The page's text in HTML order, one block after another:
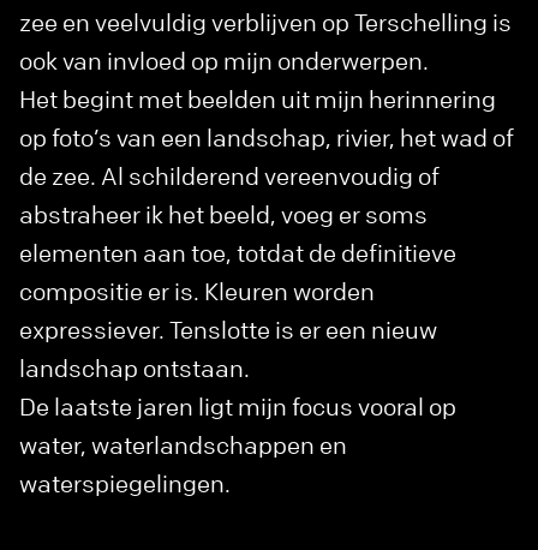
zee en veelvuldig verblijven op Terschelling is
ook van invloed op mijn onderwerpen.
Het begint met beelden uit mijn herinnering
op foto’s van een landschap, rivier, het wad of
de zee. Al schilderend vereenvoudig of
abstraheer ik het beeld, voeg er soms
elementen aan toe, totdat de definitieve
compositie er is. Kleuren worden
expressiever. Tenslotte is er een nieuw
landschap ontstaan.
De laatste jaren ligt mijn focus vooral op
water, waterlandschappen en
waterspiegelingen.